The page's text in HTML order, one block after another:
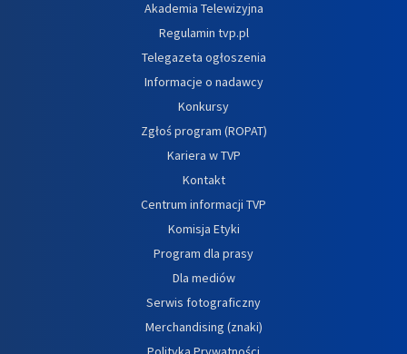
Akademia Telewizyjna
Regulamin tvp.pl
Telegazeta ogłoszenia
Informacje o nadawcy
Konkursy
Zgłoś program (ROPAT)
Kariera w TVP
Kontakt
Centrum informacji TVP
Komisja Etyki
Program dla prasy
Dla mediów
Serwis fotograficzny
Merchandising (znaki)